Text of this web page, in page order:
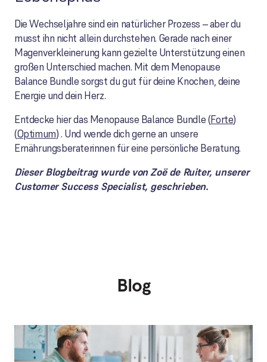
Die Wechseljahre sind ein natürlicher Prozess – aber du
musst ihn nicht allein durchstehen. Gerade nach einer
Magenverkleinerung kann gezielte Unterstützung einen
großen Unterschied machen. Mit dem Menopause
Balance Bundle sorgst du gut für deine Knochen, deine
Energie und dein Herz.
Entdecke hier das Menopause Balance Bundle (Forte)
(Optimum) . Und wende dich gerne an unsere
Ernährungsberaterinnen für eine persönliche Beratung.
Dieser Blogbeitrag wurde von Zoë de Ruiter, unserer
Customer Success Specialist, geschrieben.
Blog